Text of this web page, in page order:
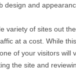
design and
variety of sites out
at a cost. While
of your visitors will
the site and